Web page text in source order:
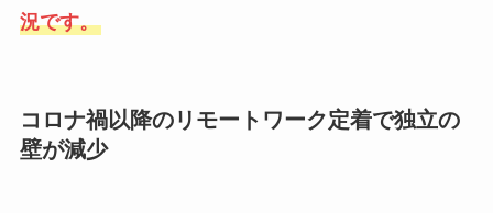
況です。
コロナ禍以降のリモートワーク定着で独立の
壁が減少